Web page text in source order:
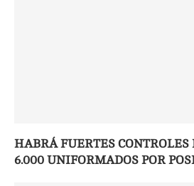
HABRÁ FUERTES
6.000 UNIFORMADOS POR